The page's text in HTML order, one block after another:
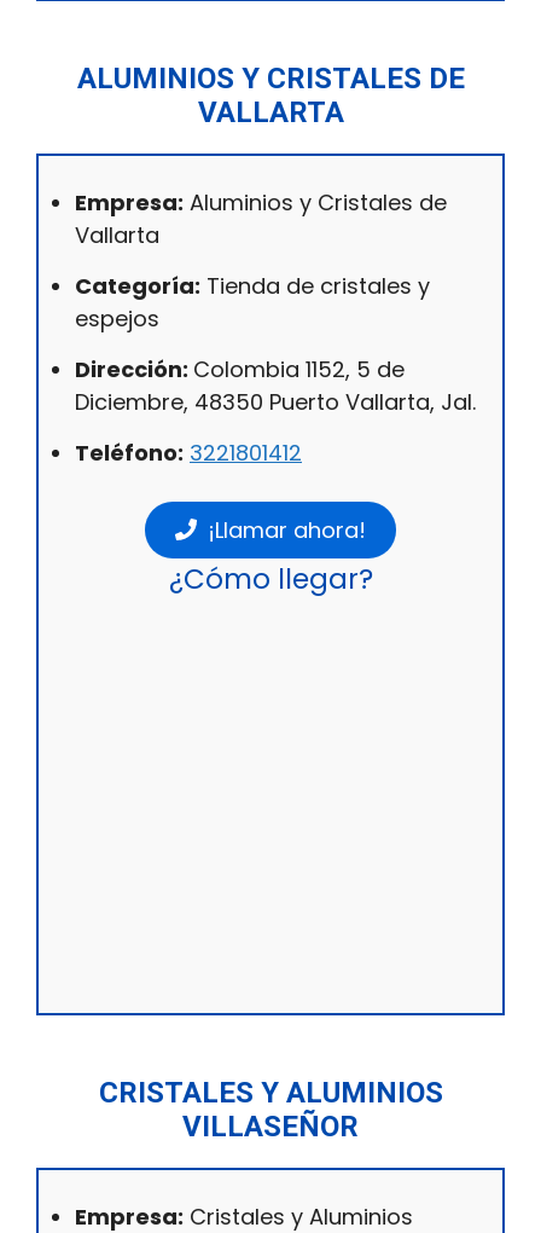
ALUMINIOS Y CRISTALES DE
VALLARTA
Empresa: Aluminios y Cristales de
Vallarta
Categoría: Tienda de cristales y
espejos
Dirección: Colombia 1152, 5 de
Diciembre, 48350 Puerto Vallarta, Jal.
Teléfono: 3221801412
¡Llamar ahora!
¿Cómo llegar?
CRISTALES Y ALUMINIOS
VILLASEÑOR
Empresa: Cristales y Aluminios